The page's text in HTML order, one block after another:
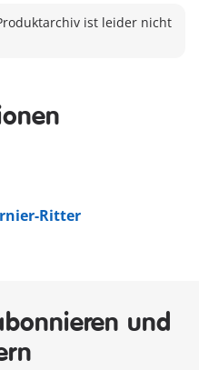
Ritter
ist leider nicht
und